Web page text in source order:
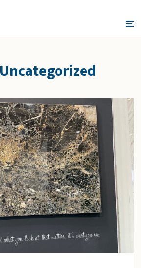
Uncategorized